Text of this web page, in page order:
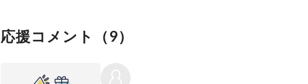
応援コメント（9）